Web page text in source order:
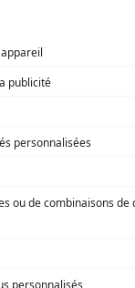
20h00
Sutto (Frontenac)